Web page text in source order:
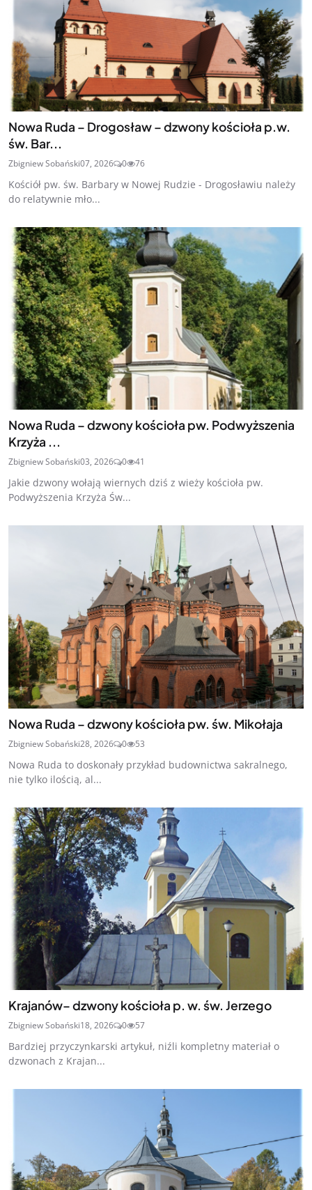
Nowa Ruda – Drogosław – dzwony kościoła p.w.
św. Bar...
Zbigniew Sobański07, 2026 0 76
Kościół pw. św. Barbary w Nowej Rudzie - Drogosławiu należy
do relatywnie mło...
Nowa Ruda – dzwony kościoła pw. Podwyższenia
Krzyża ...
Zbigniew Sobański03, 2026 0 41
Jakie dzwony wołają wiernych dziś z wieży kościoła pw.
Podwyższenia Krzyża Św...
Nowa Ruda – dzwony kościoła pw. św. Mikołaja
Zbigniew Sobański28, 2026 0 53
Nowa Ruda to doskonały przykład budownictwa sakralnego,
nie tylko ilością, al...
Krajanów– dzwony kościoła p. w. św. Jerzego
Zbigniew Sobański18, 2026 0 57
Bardziej przyczynkarski artykuł, niźli kompletny materiał o
dzwonach z Krajan...